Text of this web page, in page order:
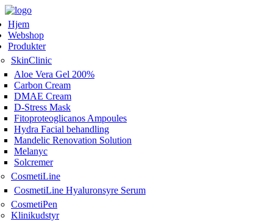
Hjem
Webshop
Produkter
SkinClinic
Aloe Vera Gel 200%
Carbon Cream
DMAE Cream
D-Stress Mask
Fitoproteoglicanos Ampoules
Hydra Facial behandling
Mandelic Renovation Solution
Melanyc
Solcremer
CosmetiLine
CosmetiLine Hyaluronsyre Serum
CosmetiPen
Klinikudstyr